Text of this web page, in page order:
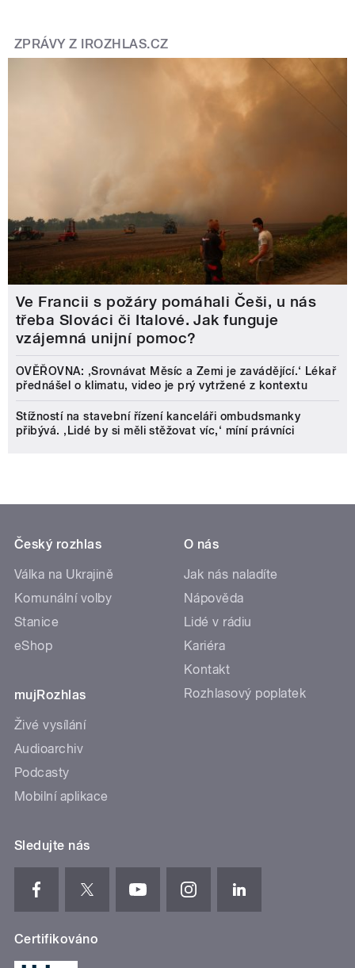
ZPRÁVY Z IROZHLAS.CZ
Ve Francii s požáry pomáhali Češi, u nás
třeba Slováci či Italové. Jak funguje
vzájemná unijní pomoc?
OVĚŘOVNA: ‚Srovnávat Měsíc a Zemi je zavádějící.‘ Lékař
přednášel o klimatu, video je prý vytržené z kontextu
Stížností na stavební řízení kanceláři ombudsmanky
přibývá. ‚Lidé by si měli stěžovat víc,‘ míní právníci
Český rozhlas
Válka na Ukrajině
Komunální volby
Stanice
eShop
mujRozhlas
Živé vysílání
Audioarchiv
Podcasty
Mobilní aplikace
O nás
Jak nás naladíte
Nápověda
Lidé v rádiu
Kariéra
Kontakt
Rozhlasový poplatek
Sledujte nás
Certifikováno